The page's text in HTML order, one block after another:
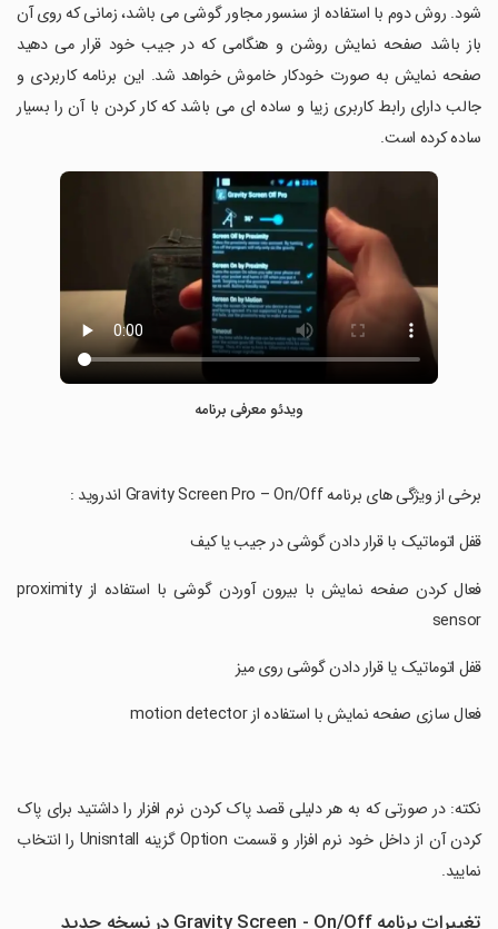
شود. روش دوم با استفاده از سنسور مجاور گوشی می باشد، زمانی که روی آن
باز باشد صفحه نمایش روشن و هنگامی که در جیب خود قرار می دهید
صفحه نمایش به صورت خودکار خاموش خواهد شد. این برنامه کاربردی و
جالب دارای رابط کاربری زیبا و ساده ای می باشد که کار کردن با آن را بسیار
ساده کرده است.
ویدئو معرفی برنامه
‏برخی از ویژگی های برنامه Gravity Screen Pro – On/Off اندروید :
‏قفل اتوماتیک با قرار دادن گوشی در جیب یا کیف
‏فعال کردن صفحه نمایش با بیرون آوردن گوشی با استفاده از proximity
sensor
‏قفل اتوماتیک یا قرار دادن گوشی روی میز
‏فعال سازی صفحه نمایش با استفاده از motion detector
‏نکته: در صورتی که به هر دلیلی قصد پاک کردن نرم افزار را داشتید برای پاک
کردن آن از داخل خود نرم افزار و قسمت Option گزینه Unisntall را انتخاب
نمایید.
تغییرات برنامه Gravity Screen - On/Off در نسخه جدید